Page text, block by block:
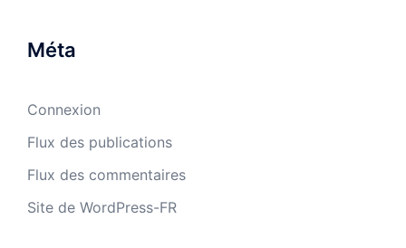
Méta
Connexion
Flux des publications
Flux des commentaires
Site de WordPress-FR